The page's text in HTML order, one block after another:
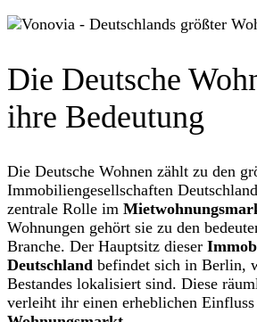
Die Deutsche
ihre Bedeutung
Die Deutsche Wohnen zählt zu den
Immobiliengesellschaften
zentrale Rolle im
Wohnungen gehört sie zu den
Branche. Der Hauptsitz dieser
Deutschland befindet sich in Berlin,
Bestandes lokalisiert sind. Diese
verleiht ihr einen erheblichen